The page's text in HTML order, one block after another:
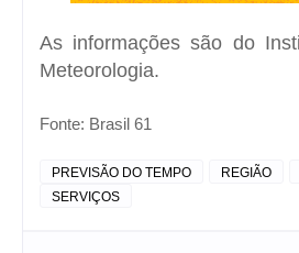
As informações são do
Meteorologia.
Fonte: Brasil 61
PREVISÃO DO TEMPO REGIÃO
SERVIÇOS